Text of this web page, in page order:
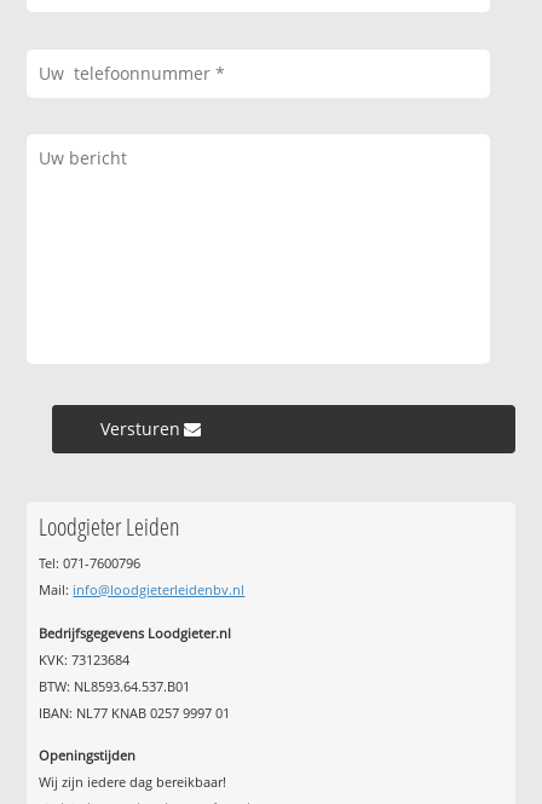
Versturen »
Loodgieter Leiden
Tel: 071-7600796
Mail: info@loodgieterleidenbv.nl
Bedrijfsgegevens Loodgieter.nl
KVK: 73123684
BTW: NL8593.64.537.B01
IBAN: NL77 KNAB 0257 9997 01
Openingstijden
Wij zijn iedere dag bereikbaar!